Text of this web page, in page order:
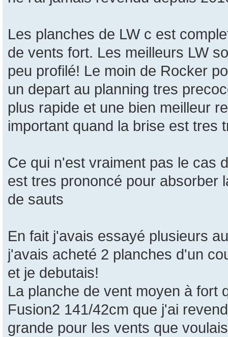
Les planches de LW c est
de vents fort. Les meilleurs LW
peu profilé! Le moin de Rocker
un depart au planning tres
plus rapide et une bien meilleur
important quand la brise est tres
Ce qui n'est vraiment pas le cas
est tres prononcé pour absorber
de sauts
En fait j'avais essayé plusieurs
j'avais acheté 2 planches d'un
et je debutais!
La planche de vent moyen à fort
Fusion2 141/42cm que j'ai
grande pour les vents que